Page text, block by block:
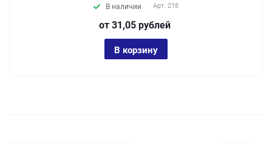
В наличии Арт. 218
от 31,05 рублей
В корзину